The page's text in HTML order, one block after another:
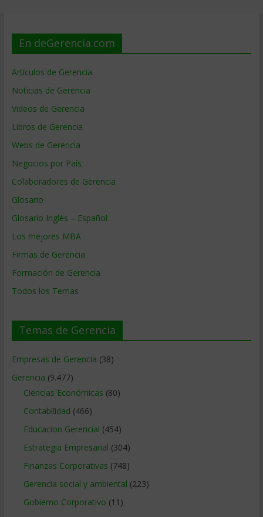
En deGerencia.com
Artículos de Gerencia
Noticias de Gerencia
Videos de Gerencia
Libros de Gerencia
Webs de Gerencia
Negocios por País
Colaboradores de Gerencia
Glosario
Glosario Inglés – Español
Los mejores MBA
Firmas de Gerencia
Formación de Gerencia
Todos los Temas
Temas de Gerencia
Empresas de Gerencia (38)
Gerencia (9.477)
Ciencias Económicas (80)
Contabilidad (466)
Educacion Gerencial (454)
Estrategia Empresarial (304)
Finanzas Corporativas (748)
Gerencia social y ambiental (223)
Gobierno Corporativo (11)